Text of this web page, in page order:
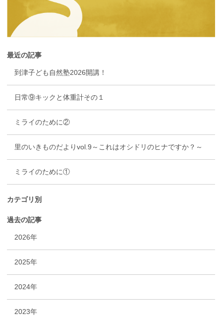
最近の記事
到津子ども自然塾2026開講！
日常⑨キックと体重計その１
ミライのために②
里のいきものだよりvol.9～これはオシドリのヒナですか？～
ミライのために①
カテゴリ別
過去の記事
2026年
2025年
2024年
2023年